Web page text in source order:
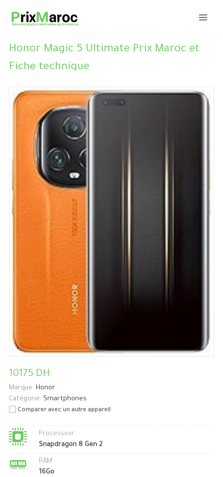
Honor Magic 5 Ultimate Prix Maroc et
Fiche technique
10175 DH
Marque: Honor
Catégorie: Smartphones
Comparer avec un autre appareil
Processeur
Snapdragon 8 Gen 2
RAM
16Go